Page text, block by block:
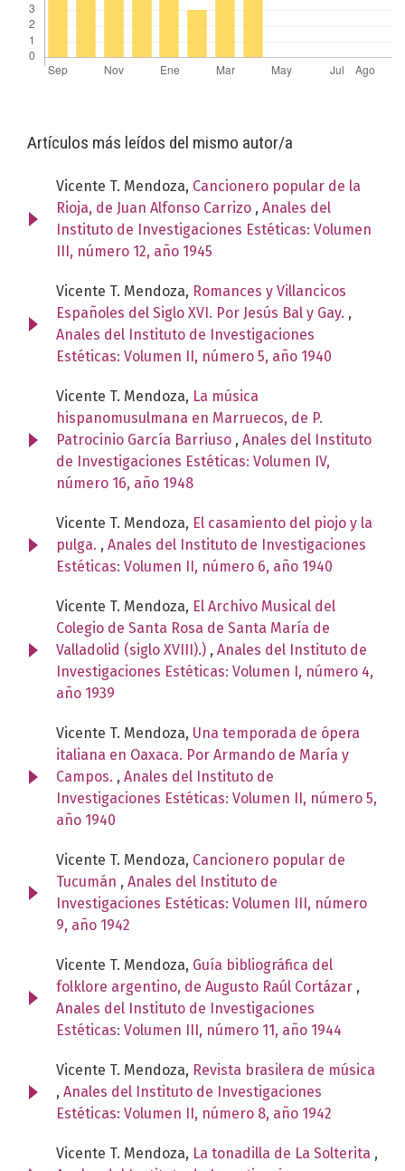
Artículos más leídos del mismo autor/a
Vicente T. Mendoza, Cancionero popular de la
Rioja, de Juan Alfonso Carrizo , Anales del
Instituto de Investigaciones Estéticas: Volumen
III, número 12, año 1945
Vicente T. Mendoza, Romances y Villancicos
Españoles del Siglo XVI. Por Jesús Bal y Gay. ,
Anales del Instituto de Investigaciones
Estéticas: Volumen II, número 5, año 1940
Vicente T. Mendoza, La música
hispanomusulmana en Marruecos, de P.
Patrocinio García Barriuso , Anales del Instituto
de Investigaciones Estéticas: Volumen IV,
número 16, año 1948
Vicente T. Mendoza, El casamiento del piojo y la
pulga. , Anales del Instituto de Investigaciones
Estéticas: Volumen II, número 6, año 1940
Vicente T. Mendoza, El Archivo Musical del
Colegio de Santa Rosa de Santa María de
Valladolid (siglo XVIII).) , Anales del Instituto de
Investigaciones Estéticas: Volumen I, número 4,
año 1939
Vicente T. Mendoza, Una temporada de ópera
italiana en Oaxaca. Por Armando de María y
Campos. , Anales del Instituto de
Investigaciones Estéticas: Volumen II, número 5,
año 1940
Vicente T. Mendoza, Cancionero popular de
Tucumán , Anales del Instituto de
Investigaciones Estéticas: Volumen III, número
9, año 1942
Vicente T. Mendoza, Guía bibliográfica del
folklore argentino, de Augusto Raúl Cortázar ,
Anales del Instituto de Investigaciones
Estéticas: Volumen III, número 11, año 1944
Vicente T. Mendoza, Revista brasilera de música
, Anales del Instituto de Investigaciones
Estéticas: Volumen II, número 8, año 1942
Vicente T. Mendoza, La tonadilla de La Solterita ,